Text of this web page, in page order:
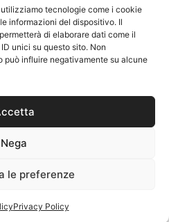
tecnologie come i cookie
informazioni del dispositivo. Il
di elaborare dati come il
unici su questo sito. Non
può influire negativamente su alcune
Nega
le preferenze
Privacy Policy